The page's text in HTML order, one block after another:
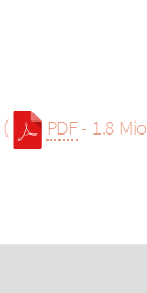
( PDF- 1.8 Mio